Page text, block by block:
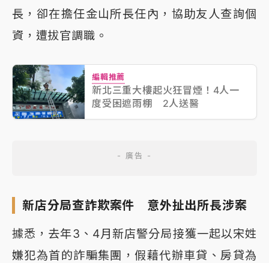
長，卻在擔任金山所長任內，協助友人查詢個
資，遭拔官調職。
編輯推薦
新北三重大樓起火狂冒煙！4人一
度受困遮雨棚 2人送醫
新店分局查詐欺案件 意外扯出所長涉案
據悉，去年3、4月新店警分局接獲一起以宋姓
嫌犯為首的詐騙集團，假藉代辦車貸、房貸為